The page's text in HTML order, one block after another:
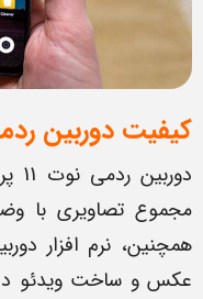
کیفیت دوربین
مجموع تصاویری با
همچنین، نرم افزار